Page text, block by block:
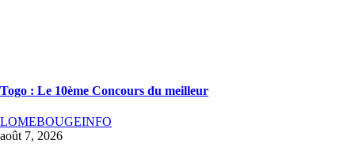
Togo : Le 10ème Concours du meilleur
LOMEBOUGEINFO
août 7, 2026